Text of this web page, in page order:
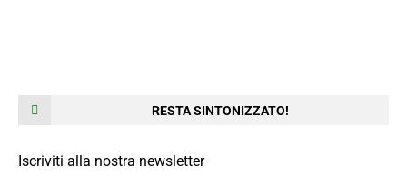
RESTA SINTONIZZATO!
Iscriviti alla nostra newsletter